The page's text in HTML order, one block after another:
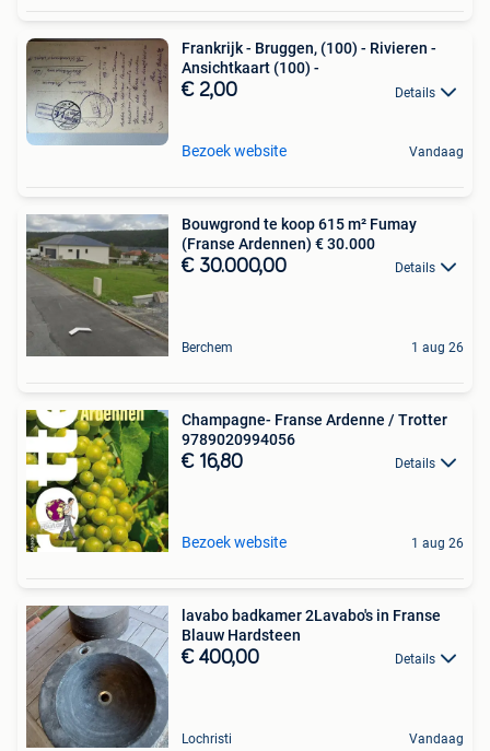
Frankrijk - Bruggen, (100) - Rivieren -
Ansichtkaart (100) -
€ 2,00 Details
Bezoek website Vandaag
Bouwgrond te koop 615 m² Fumay
(Franse Ardennen) € 30.000
€ 30.000,00 Details
Berchem 1 aug 26
Champagne- Franse Ardenne / Trotter
9789020994056
€ 16,80 Details
Bezoek website 1 aug 26
lavabo badkamer 2Lavabo's in Franse
Blauw Hardsteen
€ 400,00 Details
Lochristi Vandaag